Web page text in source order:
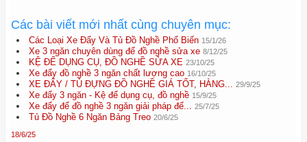
Các bài viết mới nhất cùng chuyên mục:
Các Loại Xe Đẩy Và Tủ Đồ Nghề Phổ Biến 15/1/26
Xe 3 ngăn chuyên dùng để đồ nghề sửa xe 8/12/25
KỆ ĐỂ DỤNG CỤ, ĐỒ NGHỀ SỬA XE 23/10/25
Xe đẩy đồ nghề 3 ngăn chất lượng cao 16/10/25
XE ĐẨY / TỦ ĐỰNG ĐỒ NGHỀ GIÁ TỐT, HÀNG... 29/9/25
Xe đẩy 3 ngăn - Kệ để dụng cụ, đồ nghề 15/9/25
Xe đẩy để đồ nghề 3 ngăn giải pháp để... 25/7/25
Tủ Đồ Nghề 6 Ngăn Bảng Treo 20/6/25
18/6/25